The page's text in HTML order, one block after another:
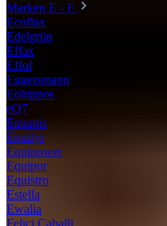
Marken E - F
Ecoflax
Edelgrün
Effax
Effol
Eggersmann
Eohippos
eQ7
Equanis
Equifyt
Equipower
Equipur
Equistro
Estella
Ewalia